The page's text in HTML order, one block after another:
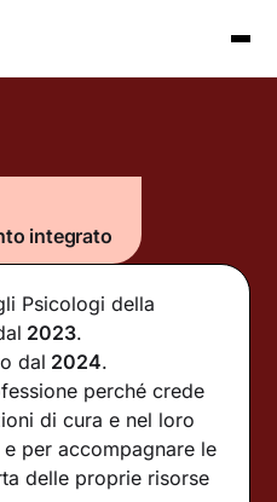
integrato
Psicologi della
2023.
dal 2024.
perché crede
di cura e nel loro
per accompagnare le
delle proprie risorse